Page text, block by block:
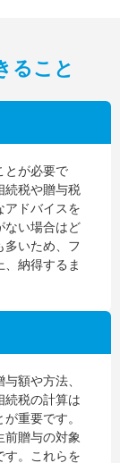
ること
とが必要で
続税や贈与税
アドバイスを
ない場合はど
多いため、フ
、納得するま
額や方法、
続税の計算は
重要です。
前贈与の対象
す。これらを